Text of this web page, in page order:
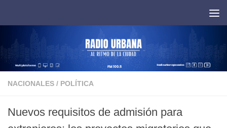
NACIONALES / POLÍTICA
Nuevos requisitos de admisión para